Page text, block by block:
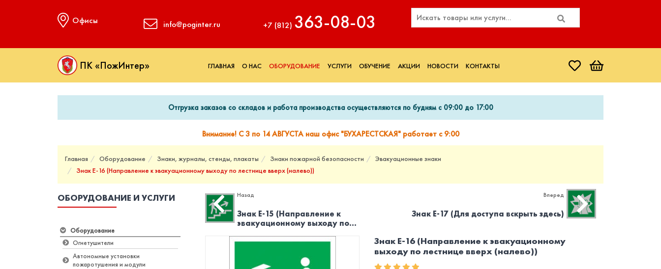
Офисы info@poginter.ru +7 (812) 363‑08‑03
ПК «ПожИнтер» ГЛАВНАЯ О НАС ОБОРУДОВАНИЕ УСЛУГИ ОБУЧЕНИЕ АКЦИИ НОВОСТИ КОНТАКТЫ
Отгрузка заказов со складов и работа производства осуществляются по будням с 09:00 до 17:00
Внимание! С 3 по 14 АВГУСТА наш офис "БУХАРЕСТСКАЯ" работает с 9:00
Главная Оборудование Знаки, журналы, стенды, плакаты Знаки пожарной безопасности
Эвакуационные знаки
Знак Е-16 (Направление к эвакуационному выходу по лестнице вверх (налево))
ОБОРУДОВАНИЕ И УСЛУГИ
Оборудование
Огнетушители
Автономные установки
пожаротушения и модули
Назад
Знак Е-15 (Направление к
эвакуационному выходу по...
Вперед
Знак Е-17 (Для доступа вскрыть здесь)
Знак Е-16 (Направление к эвакуационному
выходу по лестнице вверх (налево))